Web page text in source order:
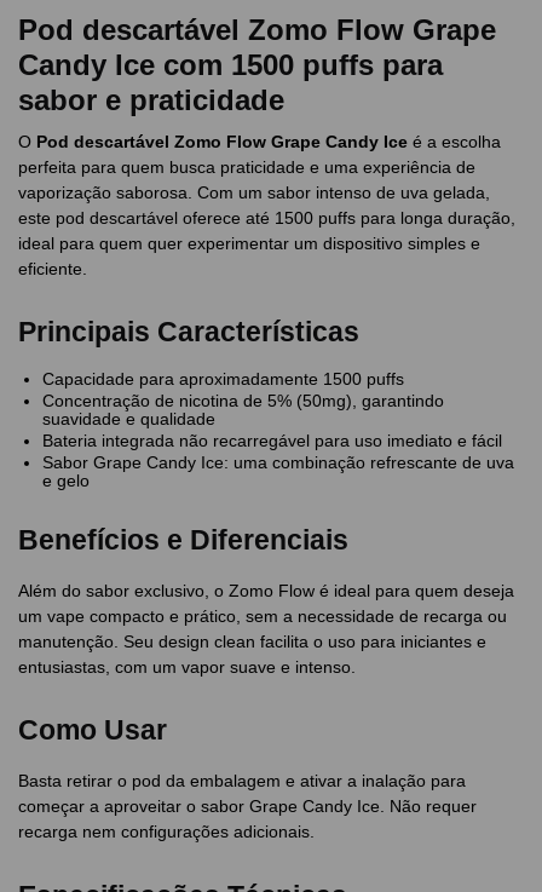
Pod descartável Zomo Flow Grape
Candy Ice com 1500 puffs para
sabor e praticidade
O Pod descartável Zomo Flow Grape Candy Ice é a escolha
perfeita para quem busca praticidade e uma experiência de
vaporização saborosa. Com um sabor intenso de uva gelada,
este pod descartável oferece até 1500 puffs para longa duração,
ideal para quem quer experimentar um dispositivo simples e
eficiente.
Principais Características
Capacidade para aproximadamente 1500 puffs
Concentração de nicotina de 5% (50mg), garantindo
suavidade e qualidade
Bateria integrada não recarregável para uso imediato e fácil
Sabor Grape Candy Ice: uma combinação refrescante de uva
e gelo
Benefícios e Diferenciais
Além do sabor exclusivo, o Zomo Flow é ideal para quem deseja
um vape compacto e prático, sem a necessidade de recarga ou
manutenção. Seu design clean facilita o uso para iniciantes e
entusiastas, com um vapor suave e intenso.
Como Usar
Basta retirar o pod da embalagem e ativar a inalação para
começar a aproveitar o sabor Grape Candy Ice. Não requer
recarga nem configurações adicionais.